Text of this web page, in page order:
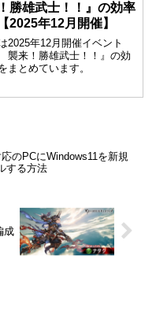
勝雄武士！！』の効率
2025年12月開催】
2025年12月開催イベント
襲来！勝雄武士！！』の効
まとめています。
のPCにWindows11を新規
する方法
成